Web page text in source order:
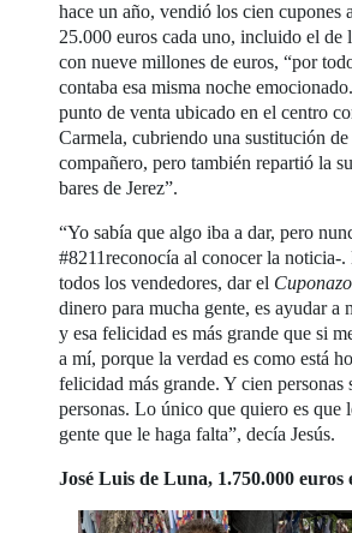
hace un año, vendió los cien cupones
25.000 euros cada uno, incluido el de
con nueve millones de euros, “por
contaba esa misma noche
punto de venta ubicado en el centro
Carmela, cubriendo una sustitución
compañero, pero también repartió la
bares de Jerez”.
“Yo sabía que algo iba a dar, pero
#8211reconocía al conocer la noticia-
todos los vendedores, dar el Cuponazo
dinero para mucha gente, es ayudar a
y esa felicidad es más grande que si
a mí, porque la verdad es como está
felicidad más grande. Y cien personas
personas. Lo único que quiero es que
gente que le haga falta”, decía Jesús.
José Luis de Luna, 1.750.000 euros